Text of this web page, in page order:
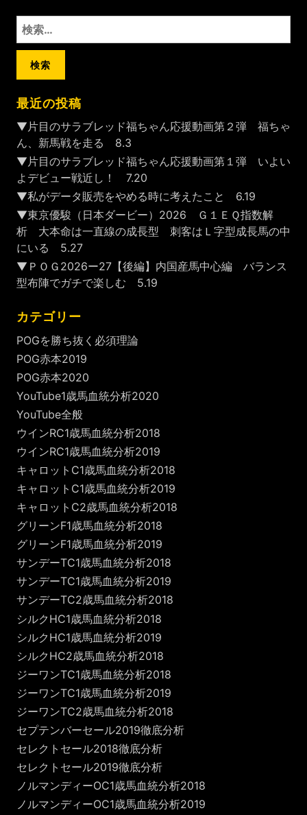
検
索:
最近の投稿
▼片目のサラブレッド福ちゃん応援動画第２弾 福ちゃ
ん、新馬戦を走る 8.3
▼片目のサラブレッド福ちゃん応援動画第１弾 いよい
よデビュー戦近し！ 7.20
▼私がデータ販売をやめる時に考えたこと 6.19
▼東京優駿（日本ダービー）2026 Ｇ１ＥＱ指数解
析 大本命は一直線の成長型 刺客はＬ字型成長馬の中
にいる 5.27
▼ＰＯＧ2026ー27【後編】内国産馬中心編 バランス
型布陣でガチで楽しむ 5.19
カテゴリー
POGを勝ち抜く必須理論
POG赤本2019
POG赤本2020
YouTube1歳馬血統分析2020
YouTube全般
ウインRC1歳馬血統分析2018
ウインRC1歳馬血統分析2019
キャロットC1歳馬血統分析2018
キャロットC1歳馬血統分析2019
キャロットC2歳馬血統分析2018
グリーンF1歳馬血統分析2018
グリーンF1歳馬血統分析2019
サンデーTC1歳馬血統分析2018
サンデーTC1歳馬血統分析2019
サンデーTC2歳馬血統分析2018
シルクHC1歳馬血統分析2018
シルクHC1歳馬血統分析2019
シルクHC2歳馬血統分析2018
ジーワンTC1歳馬血統分析2018
ジーワンTC1歳馬血統分析2019
ジーワンTC2歳馬血統分析2018
セプテンバーセール2019徹底分析
セレクトセール2018徹底分析
セレクトセール2019徹底分析
ノルマンディーOC1歳馬血統分析2018
ノルマンディーOC1歳馬血統分析2019